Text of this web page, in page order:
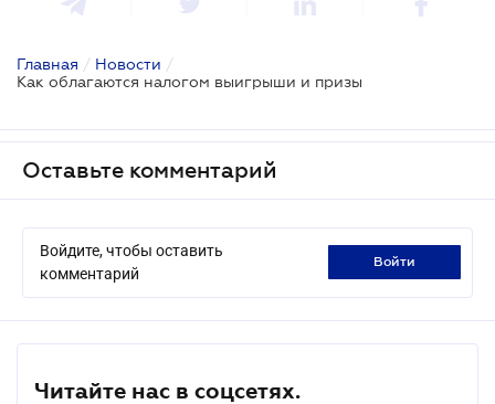
Главная / Новости /
Как облагаются налогом выигрыши и призы
Оставьте комментарий
Войдите, чтобы оставить
комментарий
войти
Читайте нас в соцсетях.